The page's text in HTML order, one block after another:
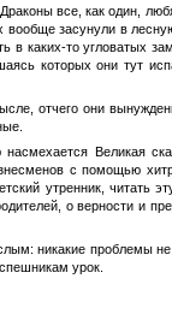
все, как один,
засунули в
каких-то угловатых
которых они тут
отчего они вынуждены
Великая
с помощью
утренник, читать
о верности и
никакие проблемы
урок.